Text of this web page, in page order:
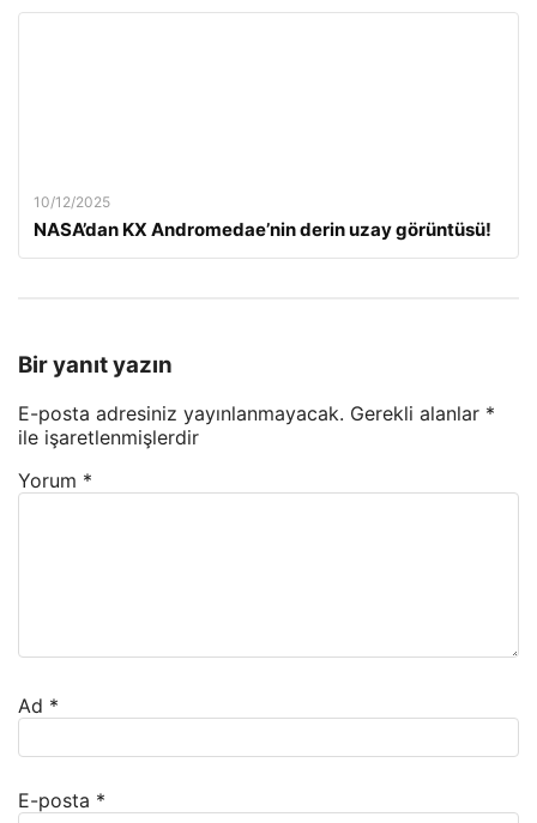
10/12/2025
NASA’dan KX Andromedae’nin derin uzay görüntüsü!
Bir yanıt yazın
E-posta adresiniz yayınlanmayacak. Gerekli alanlar *
ile işaretlenmişlerdir
Yorum *
Ad *
E-posta *